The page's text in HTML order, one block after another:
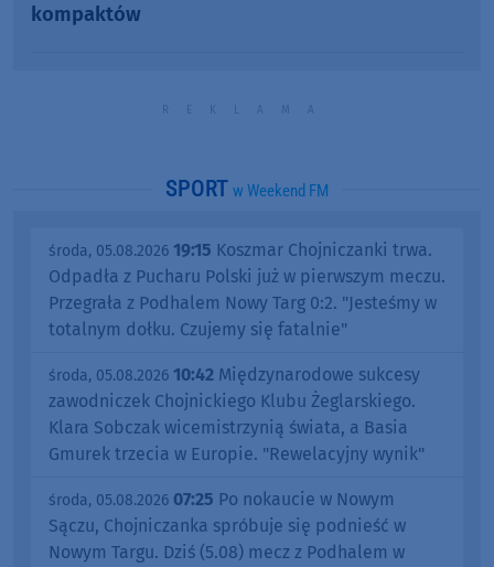
kompaktów
SPORT w Weekend FM
środa, 05.08.2026 19:15 Koszmar Chojniczanki trwa.
Odpadła z Pucharu Polski już w pierwszym meczu.
Przegrała z Podhalem Nowy Targ 0:2. "Jesteśmy w
totalnym dołku. Czujemy się fatalnie"
środa, 05.08.2026 10:42 Międzynarodowe sukcesy
zawodniczek Chojnickiego Klubu Żeglarskiego.
Klara Sobczak wicemistrzynią świata, a Basia
Gmurek trzecia w Europie. "Rewelacyjny wynik"
środa, 05.08.2026 07:25 Po nokaucie w Nowym
Sączu, Chojniczanka spróbuje się podnieść w
Nowym Targu. Dziś (5.08) mecz z Podhalem w